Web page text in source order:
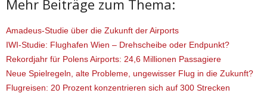
Mehr Beiträge zum Thema:
Amadeus-Studie über die Zukunft der Airports
IWI-Studie: Flughafen Wien – Drehscheibe oder Endpunkt?
Rekordjahr für Polens Airports: 24,6 Millionen Passagiere
Neue Spielregeln, alte Probleme, ungewisser Flug in die Zukunft?
Flugreisen: 20 Prozent konzentrieren sich auf 300 Strecken